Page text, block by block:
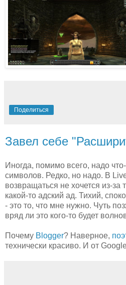
Поделиться
Завел себе
Иногда, помимо всего, надо
символов. Редко, но надо. В
возвращаться не хочется из-за
какой-то адский ад. Тихий,
- это то, что мне нужно. Чуть
вряд ли это кого-то будет
Почему Blogger? Наверное,
технически красиво. И от